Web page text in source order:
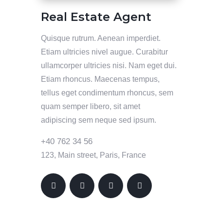
Real Estate Agent
Quisque rutrum. Aenean imperdiet.
Etiam ultricies nivel augue. Curabitur
ullamcorper ultricies nisi. Nam eget dui.
Etiam rhoncus. Maecenas tempus,
tellus eget condimentum rhoncus, sem
quam semper libero, sit amet
adipiscing sem neque sed ipsum.
+40 762 34 56
123, Main street, Paris, France